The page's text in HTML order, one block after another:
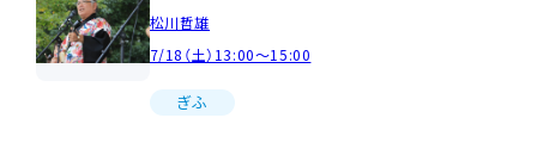
松川哲雄
7/18（土）13:00～15:00
ぎふ